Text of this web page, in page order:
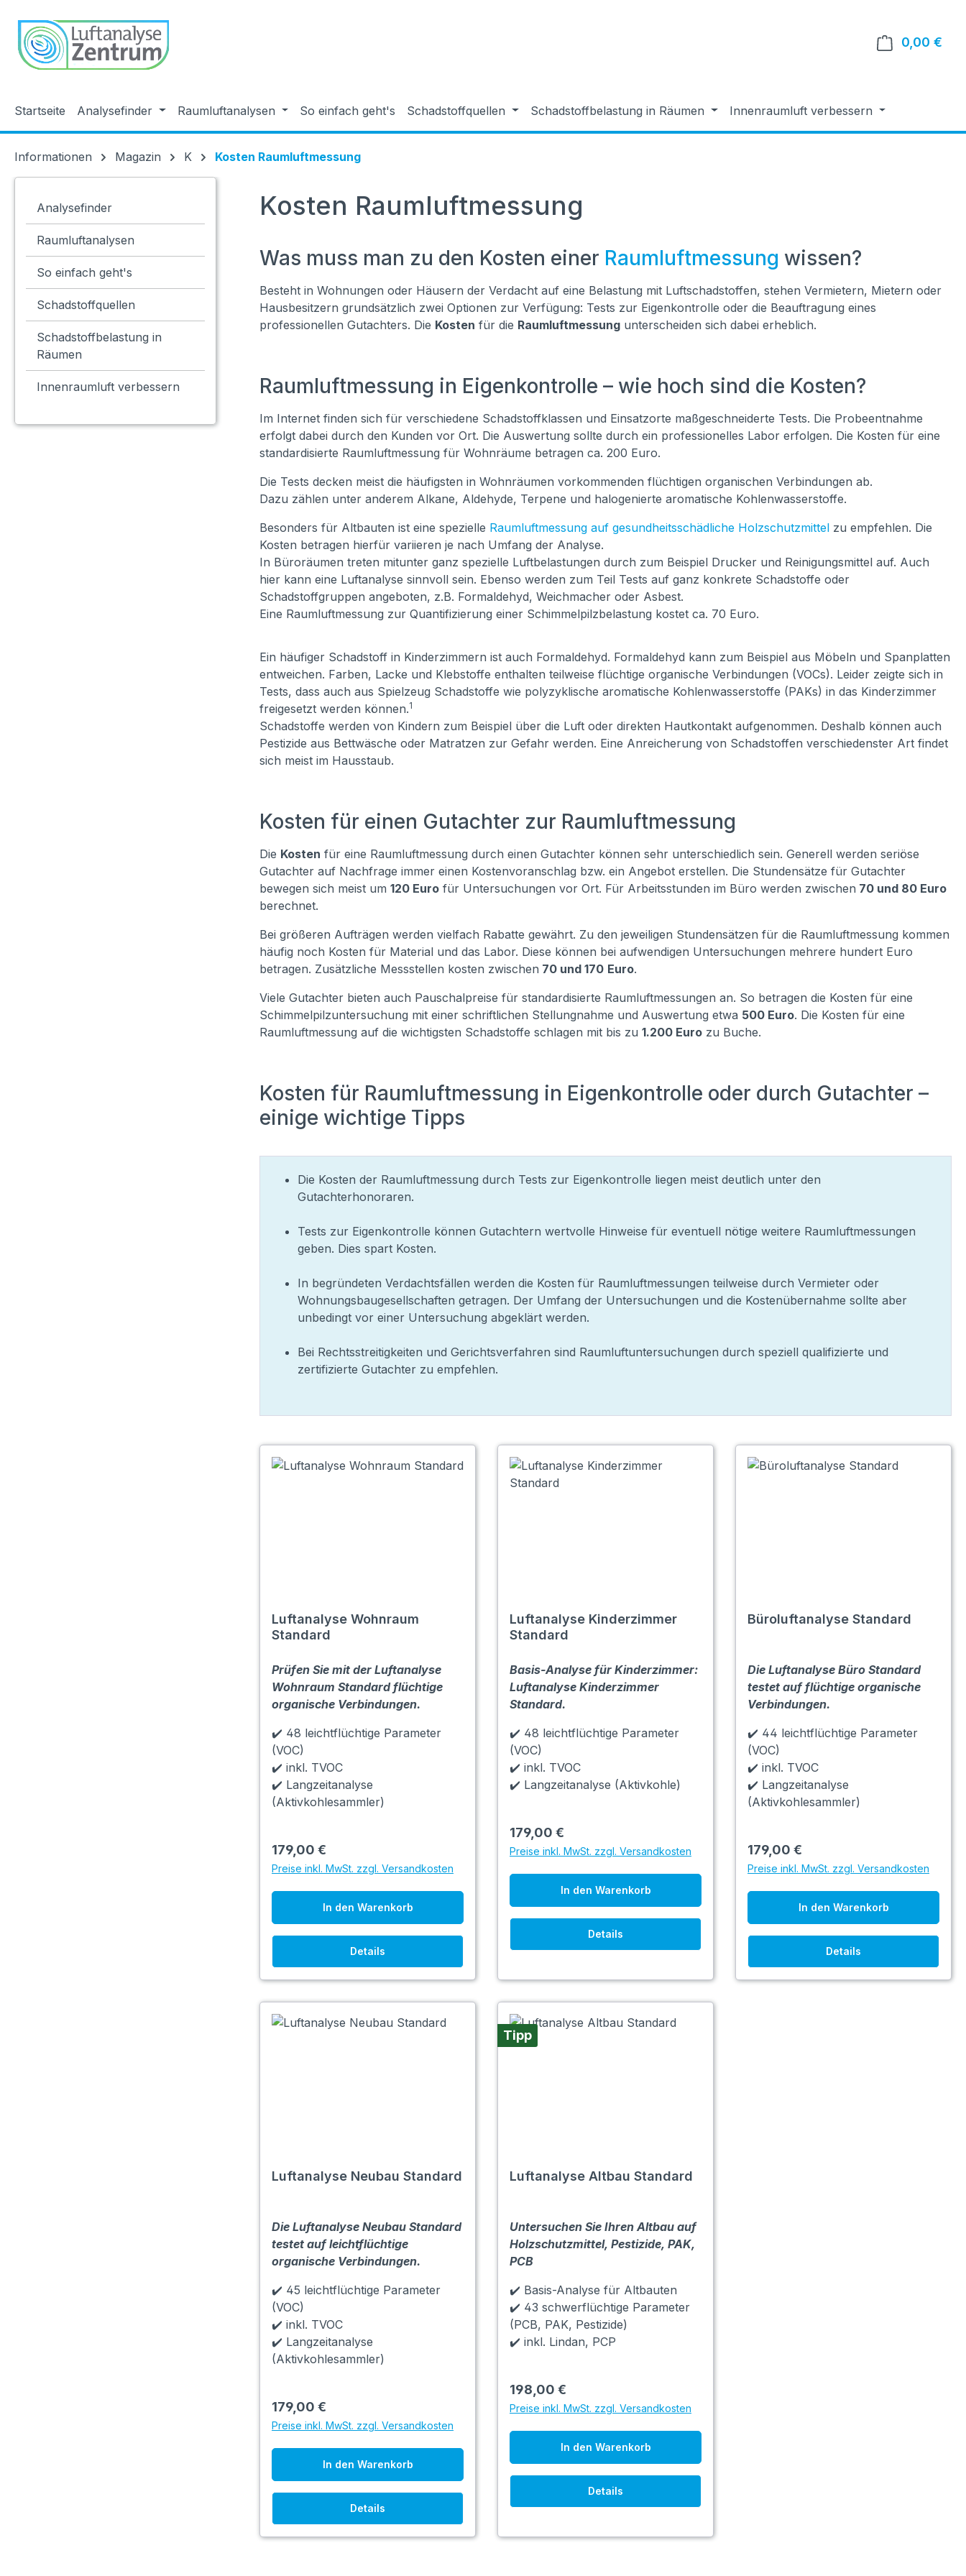
Zur Hauptnavigation springen
0,00 €
Startseite Analysefinder Raumluftanalysen So einfach geht's Schadstoffquellen Schadstoffbelastung in Räumen Innenraumluft verbessern
Informationen Magazin K Kosten Raumluftmessung
Analysefinder
Raumluftanalysen
So einfach geht's
Schadstoffquellen
Schadstoffbelastung in
Räumen
Innenraumluft verbessern
Kosten Raumluftmessung
Was muss man zu den Kosten einer Raumluftmessung wissen?
Besteht in Wohnungen oder Häusern der Verdacht auf eine Belastung mit Luftschadstoffen, stehen Vermietern, Mietern oder
Hausbesitzern grundsätzlich zwei Optionen zur Verfügung: Tests zur Eigenkontrolle oder die Beauftragung eines
professionellen Gutachters. Die Kosten für die Raumluftmessung unterscheiden sich dabei erheblich.
Raumluftmessung in Eigenkontrolle – wie hoch sind die Kosten?
Im Internet finden sich für verschiedene Schadstoffklassen und Einsatzorte maßgeschneiderte Tests. Die Probeentnahme
erfolgt dabei durch den Kunden vor Ort. Die Auswertung sollte durch ein professionelles Labor erfolgen. Die Kosten für eine
standardisierte Raumluftmessung für Wohnräume betragen ca. 200 Euro.
Die Tests decken meist die häufigsten in Wohnräumen vorkommenden flüchtigen organischen Verbindungen ab.
Dazu zählen unter anderem Alkane, Aldehyde, Terpene und halogenierte aromatische Kohlenwasserstoffe.
Besonders für Altbauten ist eine spezielle Raumluftmessung auf gesundheitsschädliche Holzschutzmittel zu empfehlen. Die
Kosten betragen hierfür variieren je nach Umfang der Analyse.
In Büroräumen treten mitunter ganz spezielle Luftbelastungen durch zum Beispiel Drucker und Reinigungsmittel auf. Auch
hier kann eine Luftanalyse sinnvoll sein. Ebenso werden zum Teil Tests auf ganz konkrete Schadstoffe oder
Schadstoffgruppen angeboten, z.B. Formaldehyd, Weichmacher oder Asbest.
Eine Raumluftmessung zur Quantifizierung einer Schimmelpilzbelastung kostet ca. 70 Euro.
Ein häufiger Schadstoff in Kinderzimmern ist auch Formaldehyd. Formaldehyd kann zum Beispiel aus Möbeln und Spanplatten
entweichen. Farben, Lacke und Klebstoffe enthalten teilweise flüchtige organische Verbindungen (VOCs). Leider zeigte sich in
Tests, dass auch aus Spielzeug Schadstoffe wie polyzyklische aromatische Kohlenwasserstoffe (PAKs) in das Kinderzimmer
freigesetzt werden können.1
Schadstoffe werden von Kindern zum Beispiel über die Luft oder direkten Hautkontakt aufgenommen. Deshalb können auch
Pestizide aus Bettwäsche oder Matratzen zur Gefahr werden. Eine Anreicherung von Schadstoffen verschiedenster Art findet
sich meist im Hausstaub.
Kosten für einen Gutachter zur Raumluftmessung
Die Kosten für eine Raumluftmessung durch einen Gutachter können sehr unterschiedlich sein. Generell werden seriöse
Gutachter auf Nachfrage immer einen Kostenvoranschlag bzw. ein Angebot erstellen. Die Stundensätze für Gutachter
bewegen sich meist um 120 Euro für Untersuchungen vor Ort. Für Arbeitsstunden im Büro werden zwischen 70 und 80 Euro
berechnet.
Bei größeren Aufträgen werden vielfach Rabatte gewährt. Zu den jeweiligen Stundensätzen für die Raumluftmessung kommen
häufig noch Kosten für Material und das Labor. Diese können bei aufwendigen Untersuchungen mehrere hundert Euro
betragen. Zusätzliche Messstellen kosten zwischen 70 und 170 Euro.
Viele Gutachter bieten auch Pauschalpreise für standardisierte Raumluftmessungen an. So betragen die Kosten für eine
Schimmelpilzuntersuchung mit einer schriftlichen Stellungnahme und Auswertung etwa 500 Euro. Die Kosten für eine
Raumluftmessung auf die wichtigsten Schadstoffe schlagen mit bis zu 1.200 Euro zu Buche.
Kosten für Raumluftmessung in Eigenkontrolle oder durch Gutachter –
einige wichtige Tipps
Die Kosten der Raumluftmessung durch Tests zur Eigenkontrolle liegen meist deutlich unter den
Gutachterhonoraren.
Tests zur Eigenkontrolle können Gutachtern wertvolle Hinweise für eventuell nötige weitere Raumluftmessungen
geben. Dies spart Kosten.
In begründeten Verdachtsfällen werden die Kosten für Raumluftmessungen teilweise durch Vermieter oder
Wohnungsbaugesellschaften getragen. Der Umfang der Untersuchungen und die Kostenübernahme sollte aber
unbedingt vor einer Untersuchung abgeklärt werden.
Bei Rechtsstreitigkeiten und Gerichtsverfahren sind Raumluftuntersuchungen durch speziell qualifizierte und
zertifizierte Gutachter zu empfehlen.
Luftanalyse Wohnraum
Standard
Prüfen Sie mit der Luftanalyse
Wohnraum Standard flüchtige
organische Verbindungen.
✔️ 48 leichtflüchtige Parameter
(VOC)
✔️ inkl. TVOC
✔️ Langzeitanalyse
(Aktivkohlesammler)
179,00 €
Preise inkl. MwSt. zzgl. Versandkosten
In den Warenkorb
Details
Luftanalyse Kinderzimmer
Standard
Basis-Analyse für Kinderzimmer:
Luftanalyse Kinderzimmer
Standard.
✔️ 48 leichtflüchtige Parameter
(VOC)
✔️ inkl. TVOC
✔️ Langzeitanalyse (Aktivkohle)
179,00 €
Preise inkl. MwSt. zzgl. Versandkosten
In den Warenkorb
Details
Büroluftanalyse Standard
Die Luftanalyse Büro Standard
testet auf flüchtige organische
Verbindungen.
✔️ 44 leichtflüchtige Parameter
(VOC)
✔️ inkl. TVOC
✔️ Langzeitanalyse
(Aktivkohlesammler)
179,00 €
Preise inkl. MwSt. zzgl. Versandkosten
In den Warenkorb
Details
Luftanalyse Neubau Standard
Die Luftanalyse Neubau Standard
testet auf leichtflüchtige
organische Verbindungen.
✔️ 45 leichtflüchtige Parameter
(VOC)
✔️ inkl. TVOC
✔️ Langzeitanalyse
(Aktivkohlesammler)
179,00 €
Preise inkl. MwSt. zzgl. Versandkosten
In den Warenkorb
Details
Tipp
Luftanalyse Altbau Standard
Untersuchen Sie Ihren Altbau auf
Holzschutzmittel, Pestizide, PAK,
PCB
✔️ Basis-Analyse für Altbauten
✔️ 43 schwerflüchtige Parameter
(PCB, PAK, Pestizide)
✔️ inkl. Lindan, PCP
198,00 €
Preise inkl. MwSt. zzgl. Versandkosten
In den Warenkorb
Details